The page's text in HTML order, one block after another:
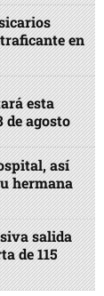
en
esta
de agosto
así
hermana
salida
de 115